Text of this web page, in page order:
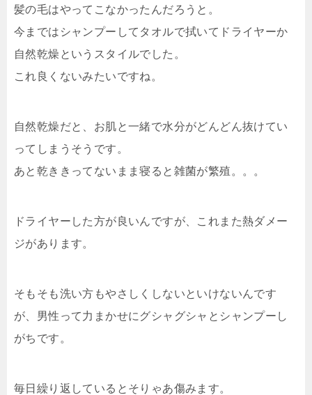
髪の毛はやってこなかったんだろうと。
今まではシャンプーしてタオルで拭いてドライヤーか
自然乾燥というスタイルでした。
これ良くないみたいですね。
自然乾燥だと、お肌と一緒で水分がどんどん抜けてい
ってしまうそうです。
あと乾ききってないまま寝ると雑菌が繁殖。。。
ドライヤーした方が良いんですが、これまた熱ダメー
ジがあります。
そもそも洗い方もやさしくしないといけないんです
が、男性って力まかせにグシャグシャとシャンプーし
がちです。
毎日繰り返しているとそりゃあ傷みます。